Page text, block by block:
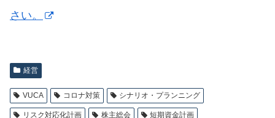
さい。
経営
VUCA コロナ対策 シナリオ・プランニング
リスク対応化計画 株主総会 短期資金計画